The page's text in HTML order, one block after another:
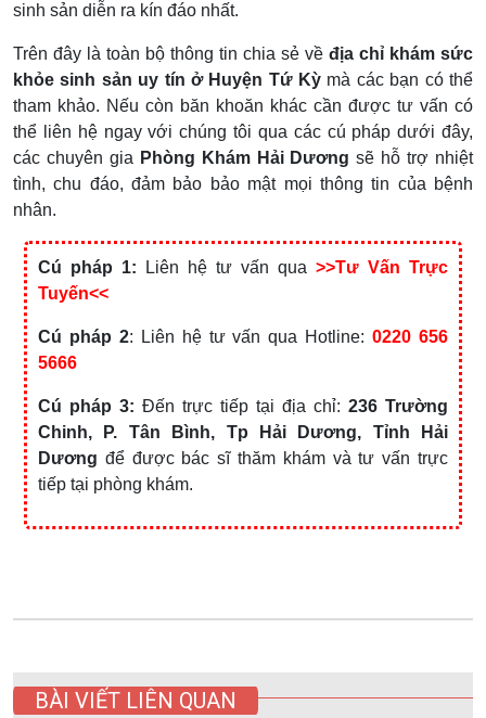
sinh sản diễn ra kín đáo nhất.
Trên đây là toàn bộ thông tin chia sẻ về địa chỉ khám sức
khỏe sinh sản uy tín ở Huyện Tứ Kỳ mà các bạn có thể
tham khảo. Nếu còn băn khoăn khác cần được tư vấn có
thể liên hệ ngay với chúng tôi qua các cú pháp dưới đây,
các chuyên gia Phòng Khám Hải Dương sẽ hỗ trợ nhiệt
tình, chu đáo, đảm bảo bảo mật mọi thông tin của bệnh
nhân.
Cú pháp 1: Liên hệ tư vấn qua >>Tư Vấn Trực
Tuyến<<
Cú pháp 2: Liên hệ tư vấn qua Hotline:0220 656
5666
Cú pháp 3: Đến trực tiếp tại địa chỉ: 236 Trường
Chinh, P. Tân Bình, Tp Hải Dương, Tỉnh Hải
Dương để được bác sĩ thăm khám và tư vấn trực
tiếp tại phòng khám.
BÀI VIẾT LIÊN QUAN